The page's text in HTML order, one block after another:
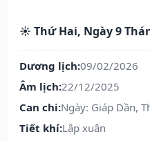
☀️ Thứ Hai, Ngày 9
Dương lịch:09/02/2026
Âm lịch:22/12/2025
Can chi:Ngày: Giáp Dần,
Tiết khí:Lập xuân